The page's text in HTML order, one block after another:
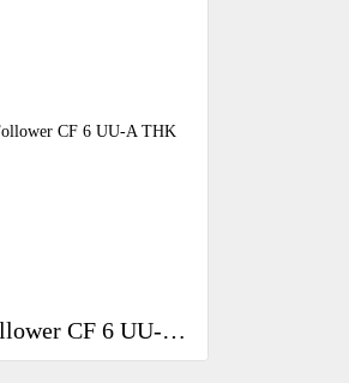
Cam Follower CF 6 UU-A THK